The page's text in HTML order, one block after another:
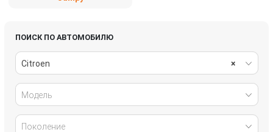
ПОИСК ПО АВТОМОБИЛЮ
×
Citroen
Модель
Поколение